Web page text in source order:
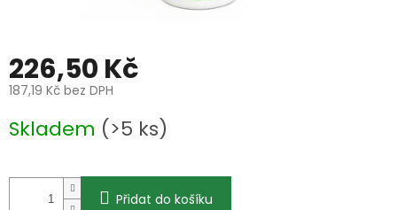
226,50 Kč
187,19 Kč bez DPH
cena:
Skladem (>5 ks)
Přidat do košíku